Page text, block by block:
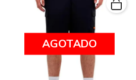
AGOTADO